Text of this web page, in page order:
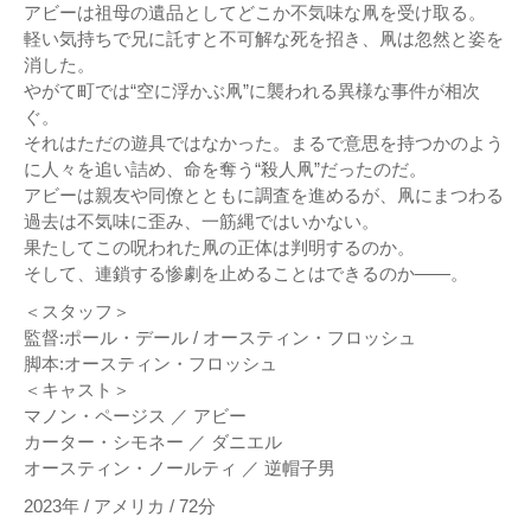
アビーは祖母の遺品としてどこか不気味な凧を受け取る。
軽い気持ちで兄に託すと不可解な死を招き、凧は忽然と姿を
消した。
やがて町では“空に浮かぶ凧”に襲われる異様な事件が相次
ぐ。
それはただの遊具ではなかった。まるで意思を持つかのよう
に人々を追い詰め、命を奪う“殺人凧”だったのだ。
アビーは親友や同僚とともに調査を進めるが、凧にまつわる
過去は不気味に歪み、一筋縄ではいかない。
果たしてこの呪われた凧の正体は判明するのか。
そして、連鎖する惨劇を止めることはできるのか――。
＜スタッフ＞
監督:ポール・デール / オースティン・フロッシュ
脚本:オースティン・フロッシュ
＜キャスト＞
マノン・ページス ／ アビー
カーター・シモネー ／ ダニエル
オースティン・ノールティ ／ 逆帽子男
2023年 / アメリカ / 72分